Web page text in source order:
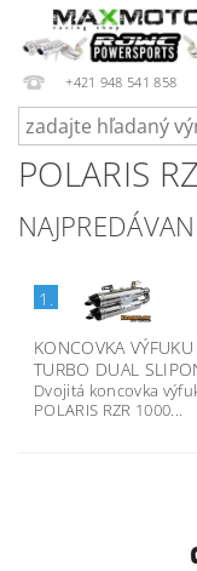
+421 948 541 858
POLARIS
1.
KONCOVKA
TURBO DUAL
Dvojitá koncovka
POLARIS RZR 1000...